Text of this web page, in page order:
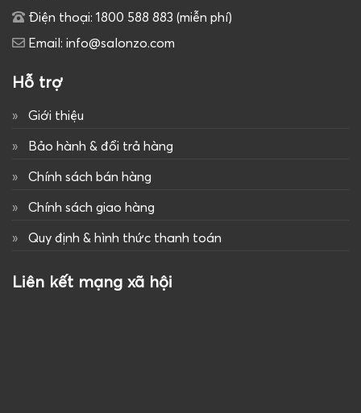
Điện thoại: 1800 588 883 (miễn phí)
Email: info@salonzo.com
Hỗ trợ
Giới thiệu
Bảo hành & đổi trả hàng
Chính sách bán hàng
Chính sách giao hàng
Quy định & hình thức thanh toán
Liên kết mạng xã hội